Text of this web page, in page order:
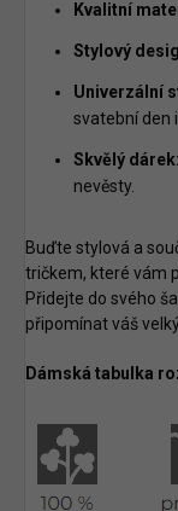
Kvalitní
Stylový
Univerzální
svatební den
Skvělý dárek:
nevěsty.
Buďte stylová a
tričkem, které vám
Přidejte do svého
připomínat váš velký
Dámská tabulka